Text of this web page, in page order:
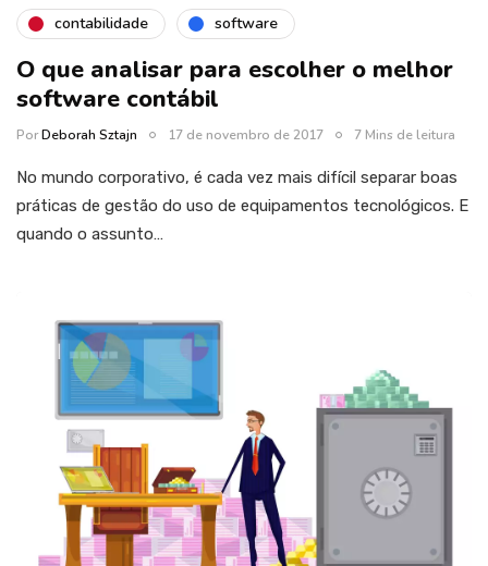
contabilidade software
O que analisar para escolher o melhor
software contábil
PorDeborah Sztajn 17 de novembro de 2017 7 Mins de leitura
No mundo corporativo, é cada vez mais difícil separar boas
práticas de gestão do uso de equipamentos tecnológicos. E
quando o assunto…